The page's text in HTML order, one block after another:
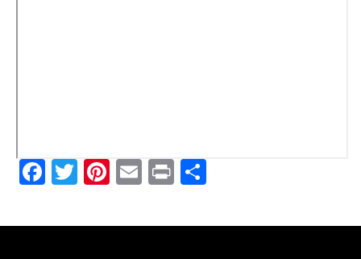
Facebook
Twitter
Pinterest
Email
Print